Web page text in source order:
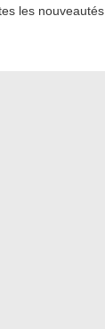
les nouveautés